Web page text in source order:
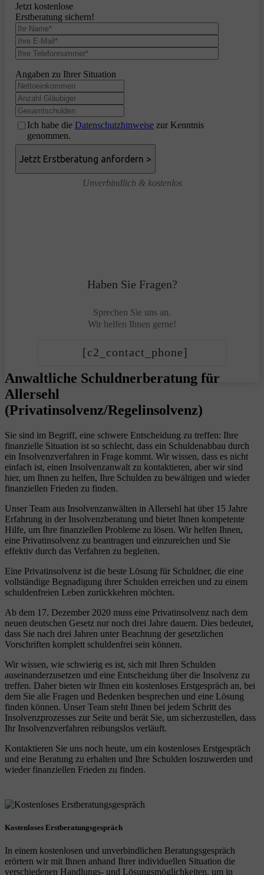
Jetzt kostenlose
Erstberatung sichern!
Angaben zu Ihrer Situation
Ich habe die Datenschutzhinweise zur Kenntnis
genommen.
Unverbindlich & kostenlos
Haben Sie Fragen?
Sprechen Sie uns an.
Wir helfen Ihnen gerne!
[c2_contact_phone]
Anwaltliche Schuldnerberatung für
Allersehl
(Privatinsolvenz/Regelinsolvenz)
Sie sind im Begriff, eine schwere Entscheidung zu treffen: Ihre
finanzielle Situation ist so schlecht, dass ein Schuldenabbau durch
ein Insolvenzverfahren in Frage kommt. Wir wissen, dass es nicht
einfach ist, einen Insolvenzanwalt zu kontaktieren, aber wir sind
hier, um Ihnen zu helfen, Ihre Schulden zu bewältigen und wieder
finanziellen Frieden zu finden.
Unser Team aus Insolvenzanwälten in Allersehl hat über 15 Jahre
Erfahrung in der Insolvenzberatung und bietet Ihnen kompetente
Hilfe, um Ihre finanziellen Probleme zu lösen. Wir helfen Ihnen,
eine Privatinsolvenz zu beantragen und einzureichen und Sie
effektiv durch das Verfahren zu begleiten.
Eine Privatinsolvenz ist die beste Lösung für Schuldner, die eine
vollständige Begnadigung ihrer Schulden erreichen und zu einem
schuldenfreien Leben zurückkehren möchten.
Ab dem 17. Dezember 2020 muss eine Privatinsolvenz nach dem
neuen deutschen Gesetz nur noch drei Jahre dauern. Dies bedeutet,
dass Sie nach drei Jahren unter Beachtung der gesetzlichen
Vorschriften komplett schuldenfrei sein können.
Wir wissen, wie schwierig es ist, sich mit Ihren Schulden
auseinanderzusetzen und eine Entscheidung über die Insolvenz zu
treffen. Daher bieten wir Ihnen ein kostenloses Erstgespräch an, bei
dem Sie alle Fragen und Bedenken besprechen und eine Lösung
finden können. Unser Team steht Ihnen bei jedem Schritt des
Insolvenzprozesses zur Seite und berät Sie, um sicherzustellen, dass
Ihr Insolvenzverfahren reibungslos verläuft.
Kontaktieren Sie uns noch heute, um ein kostenloses Erstgespräch
und eine Beratung zu erhalten und Ihre Schulden loszuwerden und
wieder finanziellen Frieden zu finden.
Kostenloses Erstberatungsgespräch
In einem kostenlosen und unverbindlichen Beratungsgespräch
erörtern wir mit Ihnen anhand Ihrer individuellen Situation die
verschiedenen Handlungs- und Lösungsmöglichkeiten, um in